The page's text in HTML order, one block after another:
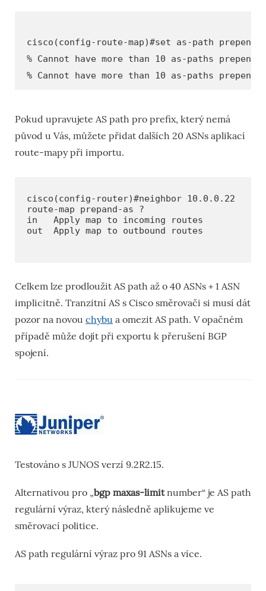
cisco(config-route-map)#set as-path prepend
% Cannot have more than 10 as-paths
% Cannot have more than 10 as-paths
Pokud upravujete AS path pro prefix, který nemá
původ u Vás, můžete přidat dalších 20 ASNs aplikací
route-mapy při importu.
cisco(config-router)#neighbor 10.0.0.22
route-map prepand-as ?
in   Apply map to incoming routes
out  Apply map to outbound routes
Celkem lze prodloužit AS path až o 40 ASNs + 1 ASN
implicitně. Tranzitní AS s Cisco směrovači si musí dát
pozor na novou chybu a omezit AS path. V opačném
případě může dojít při exportu k přerušení BGP
spojení.
Testováno s JUNOS verzí 9.2R2.15.
Alternativou pro „bgp maxas-limitnumber“ je AS path
regulární výraz, který následně aplikujeme ve
směrovací politice.
AS path regulární výraz pro 91 ASNs a více.